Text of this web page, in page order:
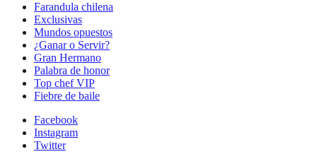
Farandula chilena
Exclusivas
Mundos opuestos
¿Ganar o Servir?
Gran Hermano
Palabra de honor
Top chef VIP
Fiebre de baile
Facebook
Instagram
Twitter